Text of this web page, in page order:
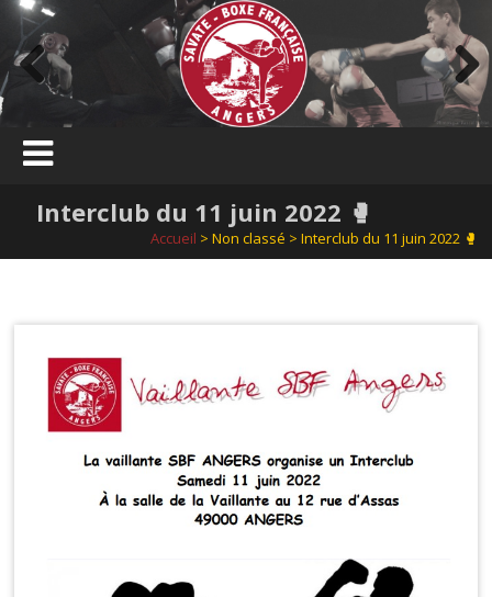
Skip
content
Previous
Next
Interclub du 11 juin 2022 🥊
Accueil > Non classé > Interclub du 11 juin 2022 🥊